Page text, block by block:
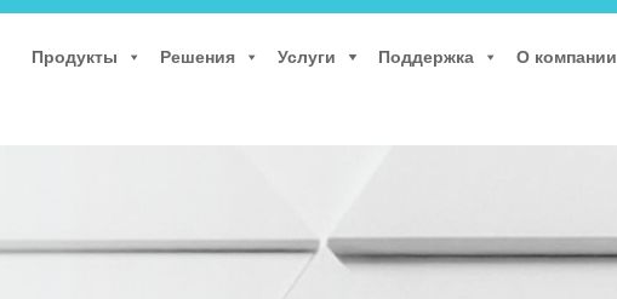
Продукты Решения Услуги Поддержка О компании